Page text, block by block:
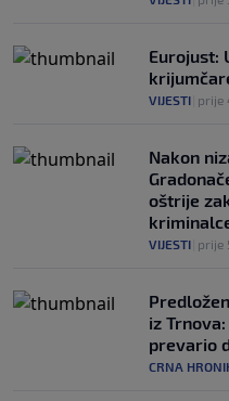
Eurojust:
VIJESTI prije
Nakon
oštrije
VIJESTI prije
iz
prevario
CRNA